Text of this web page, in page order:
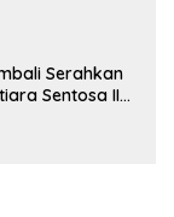
Serahkan
Sentosa II